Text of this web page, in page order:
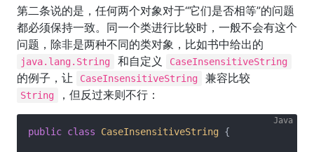
第二条说的是，任何两个对象对于“它们是否相等”的问题
都必须保持一致。同一个类进行比较时，一般不会有这个
问题，除非是两种不同的类对象，比如书中给出的
java.lang.String 和自定义 CaseInsensitiveString
的例子，让 CaseInsensitiveString 兼容比较
String ，但反过来则不行：
public class CaseInsensitiveString {